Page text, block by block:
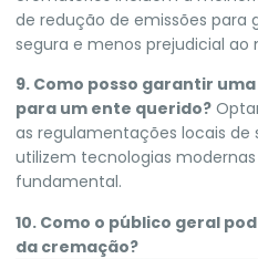
de redução de emissões para
segura e menos prejudicial ao
9. Como posso garantir
para um ente querido?
as regulamentações locais de
utilizem tecnologias
fundamental.
10. Como o público geral
da cremação?